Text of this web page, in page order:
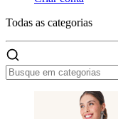
Todas as categorias